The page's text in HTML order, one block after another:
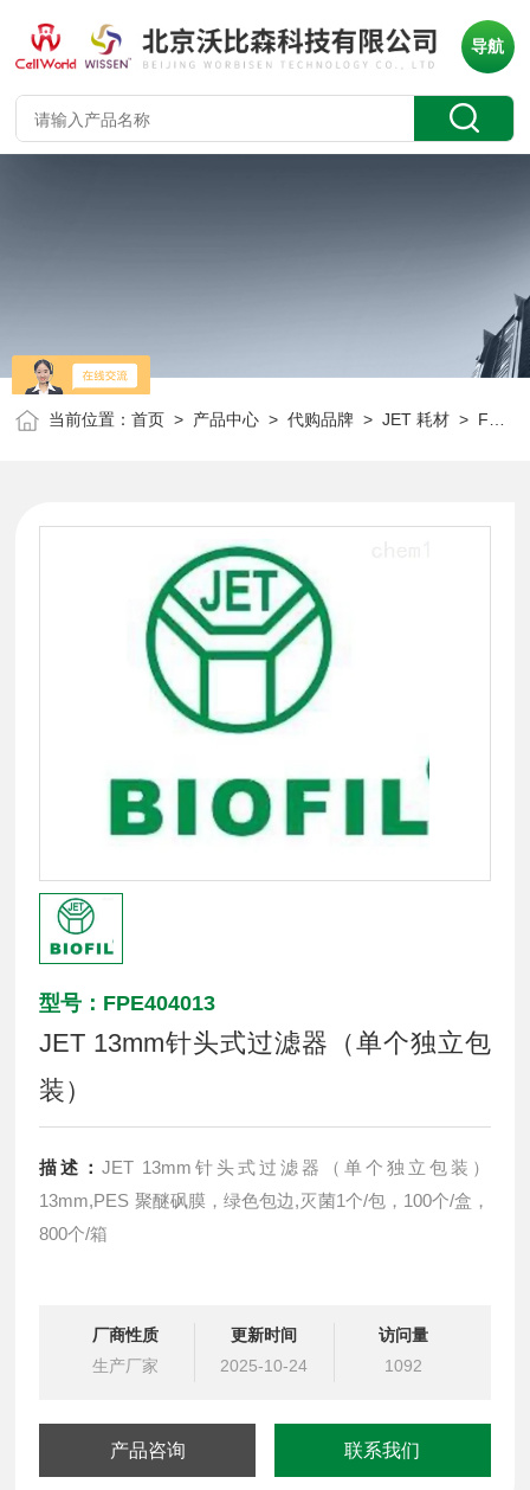
导航
当前位置：首页 > 产品中心 >代购品牌 >JET 耗材 > FPE404013JET 13mm针头式过滤器（单个独立包装）
型号：FPE404013
JET 13mm针头式过滤器（单个独立包
装）
描述：JET 13mm针头式过滤器（单个独立包装）
13mm,PES 聚醚砜膜，绿色包边,灭菌1个/包，100个/盒，
800个/箱
厂商性质
生产厂家
更新时间
2025-10-24
访问量
1092
产品咨询 联系我们